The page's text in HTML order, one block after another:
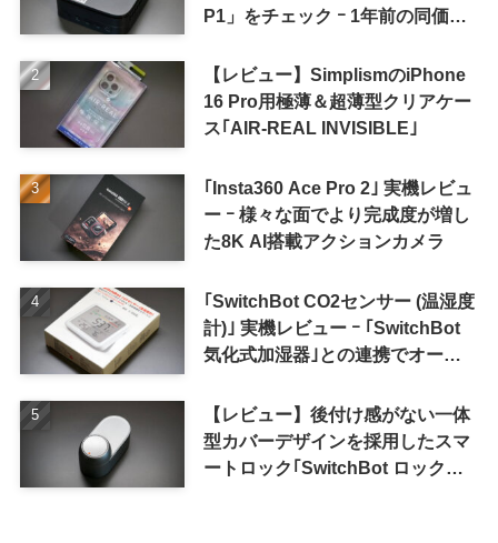
P1」をチェック ｰ 1年前の同価格
【レビュー】SimplismのiPhone
16 Pro用極薄＆超薄型クリアケー
ス｢AIR-REAL INVISIBLE｣
｢Insta360 Ace Pro 2｣ 実機レビュ
ー ｰ 様々な面でより完成度が増し
た8K AI搭載アクションカメラ
｢SwitchBot CO2センサー (温湿度
計)｣ 実機レビュー ｰ ｢SwitchBot
気化式加湿器｣との連携でオート
【レビュー】後付け感がない一体
型カバーデザインを採用したスマ
ートロック｢SwitchBot ロック